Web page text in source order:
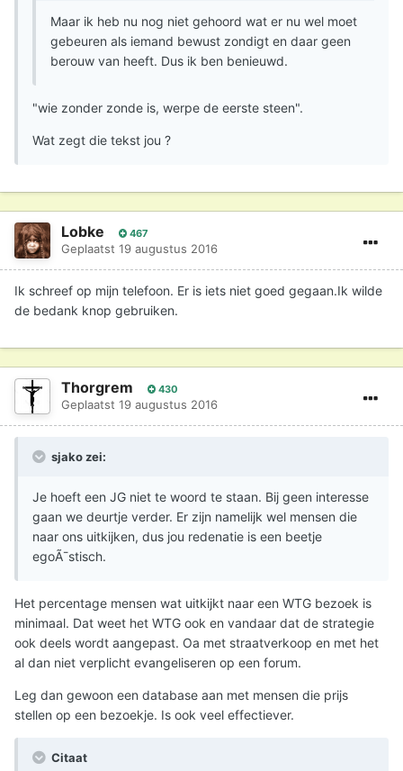
Maar ik heb nu nog niet gehoord wat er nu wel moet
gebeuren als iemand bewust zondigt en daar geen
berouw van heeft. Dus ik ben benieuwd.
"wie zonder zonde is, werpe de eerste steen".
Wat zegt die tekst jou ?
Lobke 467
Geplaatst 19 augustus 2016
Ik schreef op mijn telefoon. Er is iets niet goed gegaan.Ik wilde
de bedank knop gebruiken.
Thorgrem 430
Geplaatst 19 augustus 2016
sjako zei:
Je hoeft een JG niet te woord te staan. Bij geen interesse
gaan we deurtje verder. Er zijn namelijk wel mensen die
naar ons uitkijken, dus jou redenatie is een beetje
egoÃ¯stisch.
Het percentage mensen wat uitkijkt naar een WTG bezoek is
minimaal. Dat weet het WTG ook en vandaar dat de strategie
ook deels wordt aangepast. Oa met straatverkoop en met het
al dan niet verplicht evangeliseren op een forum.
Leg dan gewoon een database aan met mensen die prijs
stellen op een bezoekje. Is ook veel effectiever.
Citaat